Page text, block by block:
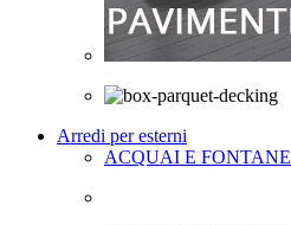
Arredi per esterni
ACQUAI E FONTANE